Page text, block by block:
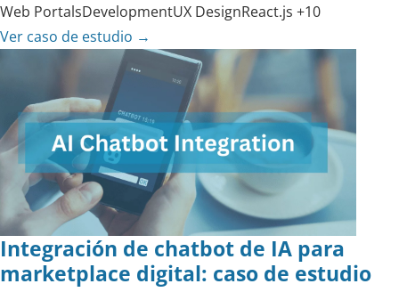
Web PortalsDevelopmentUX DesignReact.js +10
Ver caso de estudio →
Integración de chatbot de IA para
marketplace digital: caso de estudio